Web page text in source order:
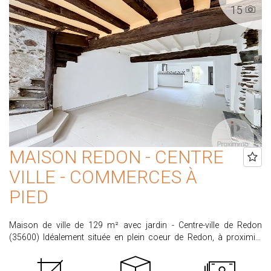
pour créer un intérieur à votre image. IMPORTANT :
Consommation réelle annuelle : 2000€ (soit environ 1.200€ de fuel
et 800€ d'électricité) PRIX HAI : 217.300€ Honoraires partagés entre
vendeur et acquéreur. Honoraires acquéreur 4,5% TTC calculés sur
un prix de vente de 207.990€. Les informations sur les risques
auxquels ce bien est exposé sont disponibles sur le site
www.georisques.gouv.fr Une belle opportunité sur un secteur où
les biens sont rares ! Contactez-nous dès maintenant pour
organiser une visite.
15
MAISON REDON - CENTRE
VILLE - COMMERCES À
PIED
Maison de ville de 129 m² avec jardin - Centre-ville de Redon
(35600) Idéalement située en plein coeur de Redon, à proximité
agréable maison de ville de 136 m² offre de beaux volumes. Elle se